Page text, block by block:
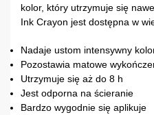
kolor, który utrzymuje się
Ink Crayon jest dostępna w
Nadaje ustom intensywny
Pozostawia matowe
Utrzymuje się aż do 8 h
Jest odporna na ścieranie
Bardzo wygodnie się aplikuje